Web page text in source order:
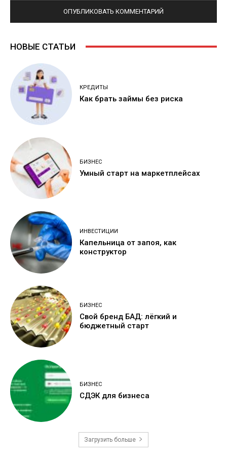
НОВЫЕ СТАТЬИ
КРЕДИТЫ
Как брать займы без риска
БИЗНЕС
Умный старт на маркетплейсах
ИНВЕСТИЦИИ
Капельница от запоя, как
конструктор
БИЗНЕС
Свой бренд БАД: лёгкий и
бюджетный старт
БИЗНЕС
СДЭК для бизнеса
Загрузить больше